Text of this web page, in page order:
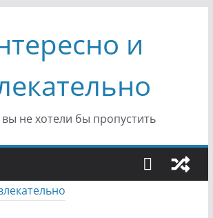
и
не хотели бы пропустить